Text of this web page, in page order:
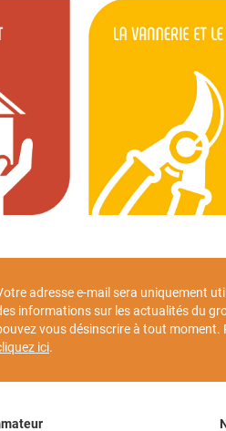
adresse e-mail sera uniquement
informations sur les actualités du
vous désinscrire à tout
ici.